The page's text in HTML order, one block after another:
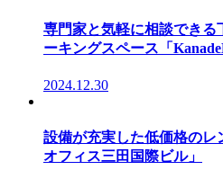
専門家と気軽に相談できる
ーキングスペース「
2024.12.30
設備が充実した低価格の
オフィス三田国際ビル」